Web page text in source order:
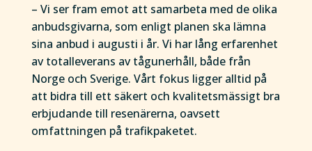
– Vi ser fram emot att samarbeta med de olika
anbudsgivarna, som enligt planen ska lämna
sina anbud i augusti i år. Vi har lång erfarenhet
av totalleverans av tågunerhåll, både från
Norge och Sverige. Vårt fokus ligger alltid på
att bidra till ett säkert och kvalitetsmässigt bra
erbjudande till resenärerna, oavsett
omfattningen på trafikpaketet.